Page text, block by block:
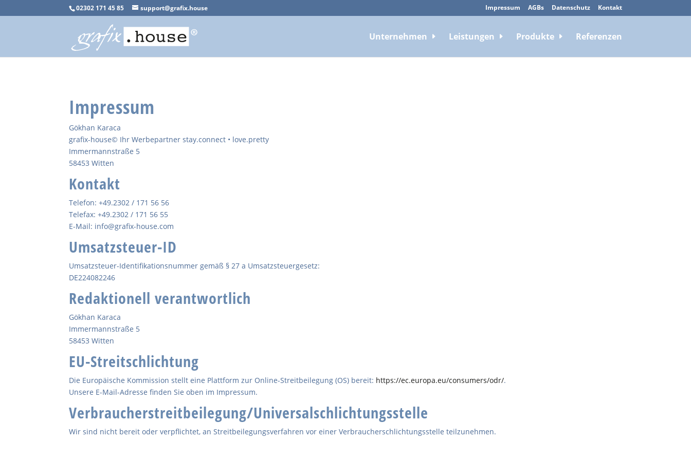
02302 171 45 85 support@grafix.house Impressum AGBs Datenschutz Kontakt
Unternehmen Leistungen Produkte Referenzen
Impressum
Gökhan Karaca
grafix-house© Ihr Werbepartner stay.connect • love.pretty
Immermannstraße 5
58453 Witten
Kontakt
Telefon: +49.2302 / 171 56 56
Telefax: +49.2302 / 171 56 55
E-Mail: info@grafix-house.com
Umsatzsteuer-ID
Umsatzsteuer-Identifikationsnummer gemäß § 27 a Umsatzsteuergesetz:
DE224082246
Redaktionell verantwortlich
Gökhan Karaca
Immermannstraße 5
58453 Witten
EU-Streitschlichtung
Die Europäische Kommission stellt eine Plattform zur Online-Streitbeilegung (OS) bereit: https://ec.europa.eu/consumers/odr/.
Unsere E-Mail-Adresse finden Sie oben im Impressum.
Verbraucher­streit­beilegung/Universal­schlichtungs­stelle
Wir sind nicht bereit oder verpflichtet, an Streitbeilegungsverfahren vor einer Verbraucherschlichtungsstelle teilzunehmen.